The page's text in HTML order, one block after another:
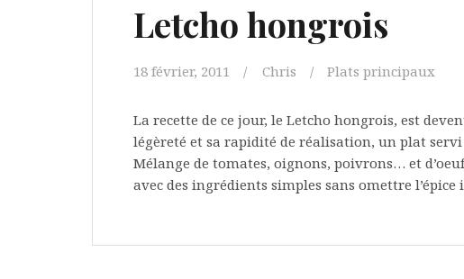
Letcho hongrois
18 février, 2011 Chris Plats principaux
La recette de ce jour, le Letcho hongrois, est
légèreté et sa rapidité de réalisation, un plat
Mélange de tomates, oignons, poivrons… et
avec des ingrédients simples sans omettre